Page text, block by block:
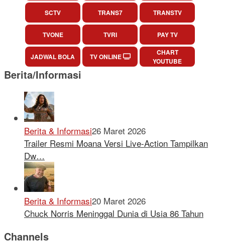
SCTV TRANS7 TRANSTV
TVONE TVRI PAY TV
JADWAL BOLA TV ONLINE
CHART
YOUTUBE
Berita/Informasi
Berita & Informasi26 Maret 2026
Trailer Resmi Moana Versi Live-Action Tampilkan
Dw…
Berita & Informasi20 Maret 2026
Chuck Norris Meninggal Dunia di Usia 86 Tahun
Channels